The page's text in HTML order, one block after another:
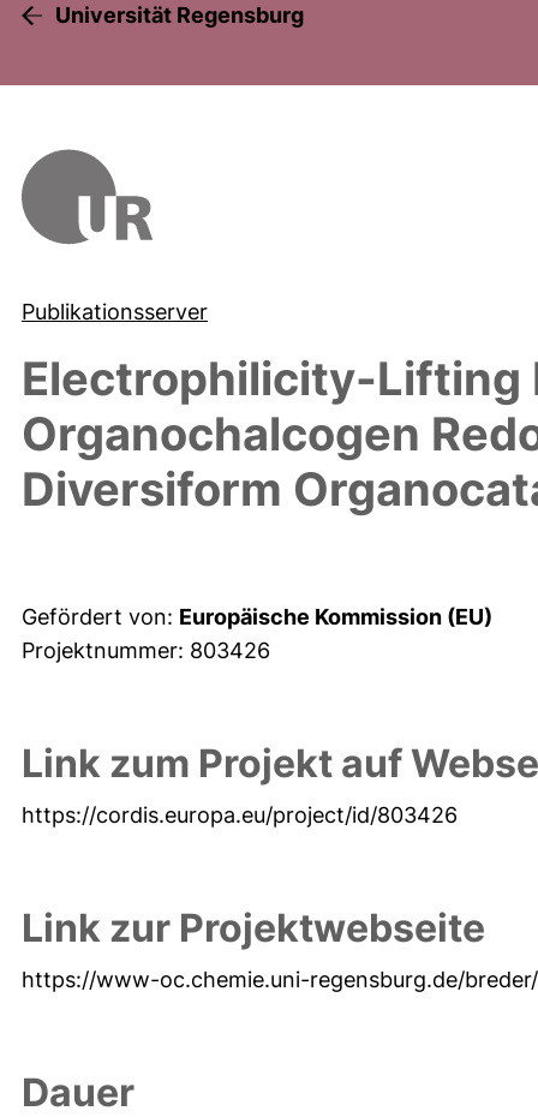
Universität Regensburg
Publikationsserver
Electrophilicity-Lifting
Organochalcogen
Diversiform
Gefördert von: Europäische Kommission (EU)
Projektnummer: 803426
Link zum Projekt auf
https://cordis.europa.eu/project/id/803426
Link zur Projektwebseite
https://www-oc.chemie.uni-regensburg.de/
Dauer